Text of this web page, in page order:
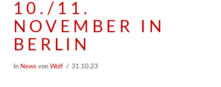
10./11.
NOVEMBER IN
BERLIN
In News von Wolf 31.10.23